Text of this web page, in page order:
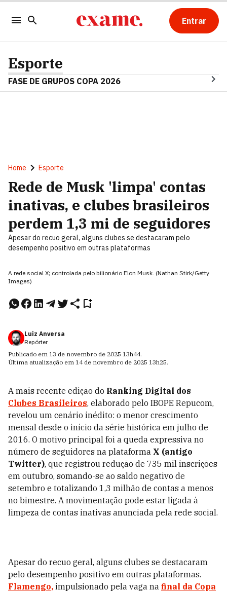
Entrar
Esporte
FASE DE GRUPOS COPA 2026
Home Esporte
Rede de Musk 'limpa' contas
inativas, e clubes brasileiros
perdem 1,3 mi de seguidores
Apesar do recuo geral, alguns clubes se destacaram pelo
desempenho positivo em outras plataformas
A rede social X; controlada pelo bilionário Elon Musk. (Nathan Stirk/Getty
Images)
Luiz Anversa
Repórter
Publicado em 13 de novembro de 2025 13h44.
Última atualização em 14 de novembro de 2025 13h25.
A mais recente edição do Ranking Digital dos
Clubes Brasileiros, elaborado pelo IBOPE Repucom,
revelou um cenário inédito: o menor crescimento
mensal desde o início da série histórica em julho de
2016. O motivo principal foi a queda expressiva no
número de seguidores na plataforma X (antigo
Twitter), que registrou redução de 735 mil inscrições
em outubro, somando-se ao saldo negativo de
setembro e totalizando 1,3 milhão de contas a menos
no bimestre. A movimentação pode estar ligada à
limpeza de contas inativas anunciada pela rede social.
Apesar do recuo geral, alguns clubes se destacaram
pelo desempenho positivo em outras plataformas.
Flamengo, impulsionado pela vaga na final da Copa